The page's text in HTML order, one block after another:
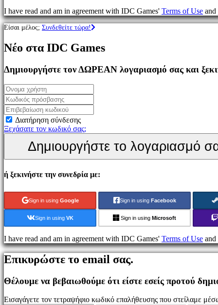
MMO
Παιχνίδια
RPG
Σπορ
Σκοποβολής
Racing
games
Casual
games
Indie
games
Simulation
Puzzle
games
games
Παρουσιάσεις
Κοινότητα
Εκδηλώσεις
εντός
παιχνιδιού
Μαζικής
Οδηγοί
I have read and am in agreement with IDC Games' Terms of Use and
Είσαι μέλος; Συνδεθείτε τώρα!
Νέο στα IDC Games
Δημιουργήστε τον ΔΩΡΕΑΝ λογαριασμό σας και
Διατήρηση σύνδεσης
Ξεχάσατε τον κωδικό σας;
Δημιουργήστε το λογαριασμό
ή ξεκινήστε την συνεδρία με:
Sign in using Google Sign in using Facebook
Sign in using VK Sign in using Microsoft
I have read and am in agreement with IDC Games' Terms of Use and
Επικυρώστε το email σας.
Θέλουμε να βεβαιωθούμε ότι είστε εσείς προτού
Εισαγάγετε τον τετραψήφιο κωδικό επαλήθευσης που στείλαμε